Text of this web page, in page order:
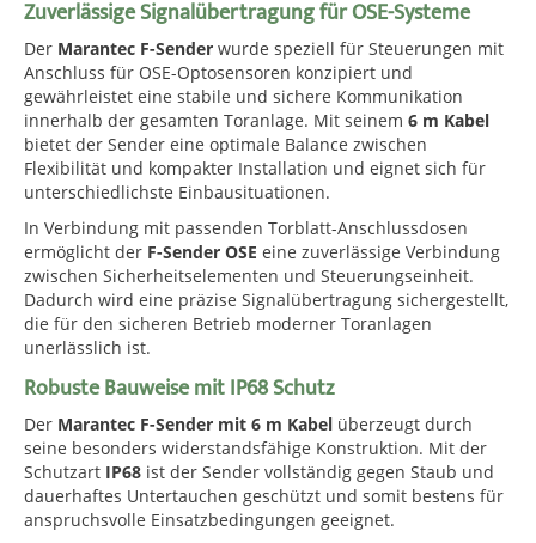
Zuverlässige Signalübertragung für OSE-Systeme
Der Marantec F-Sender wurde speziell für Steuerungen mit
Anschluss für OSE-Optosensoren konzipiert und
gewährleistet eine stabile und sichere Kommunikation
innerhalb der gesamten Toranlage. Mit seinem 6 m Kabel
bietet der Sender eine optimale Balance zwischen
Flexibilität und kompakter Installation und eignet sich für
unterschiedlichste Einbausituationen.
In Verbindung mit passenden Torblatt-Anschlussdosen
ermöglicht der F-Sender OSE eine zuverlässige Verbindung
zwischen Sicherheitselementen und Steuerungseinheit.
Dadurch wird eine präzise Signalübertragung sichergestellt,
die für den sicheren Betrieb moderner Toranlagen
unerlässlich ist.
Robuste Bauweise mit IP68 Schutz
Der Marantec F-Sender mit 6 m Kabel überzeugt durch
seine besonders widerstandsfähige Konstruktion. Mit der
Schutzart IP68 ist der Sender vollständig gegen Staub und
dauerhaftes Untertauchen geschützt und somit bestens für
anspruchsvolle Einsatzbedingungen geeignet.